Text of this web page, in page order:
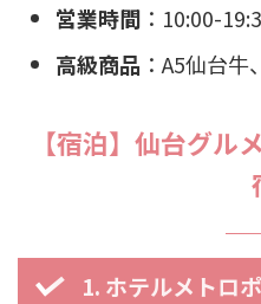
営業時間 ：10:00-
高級商品 ：A5仙台
【宿泊】仙台グル
1. ホテルメトロ